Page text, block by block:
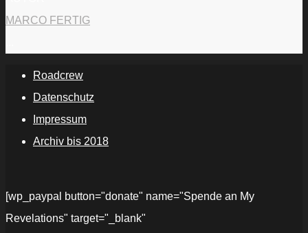
MARCO FERTIG
Roadcrew
Datenschutz
Impressum
Archiv bis 2018
[wp_paypal button="donate" name="Spende an My
Revelations" target="_blank"